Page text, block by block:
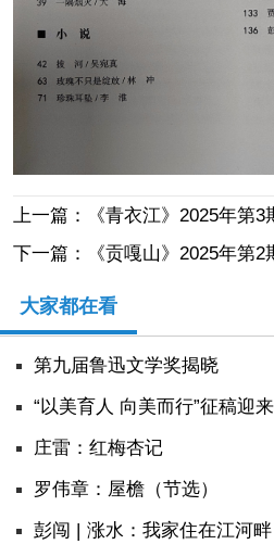
上一篇：《青衣江》2025年第3
下一篇：《贡嘎山》2025年第2
大家都在看
第九届鲁迅文学奖揭晓
“以美育人 向美而行”征稿迎
庄雷：红梅杏记
罗伟章：屋檐（节选）
彭闯 | 涨水：我家住在江河畔